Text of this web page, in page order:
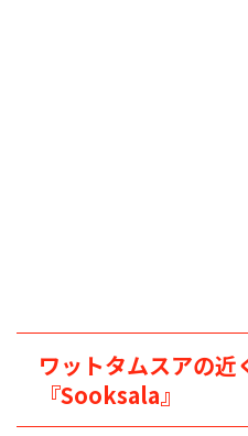
ワットタムスアの近
『Sooksala』